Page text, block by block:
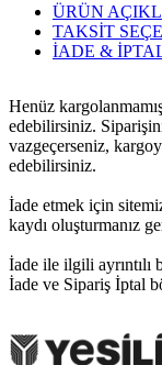
ÜRÜN
TAKSİT
İADE &
Henüz
edebilirsiniz.
vazgeçerseniz,
edebilirsiniz.
İade etmek için
kaydı oluşturmanız
İade ile ilgili ayrıntılı
İade ve Sipariş İptal